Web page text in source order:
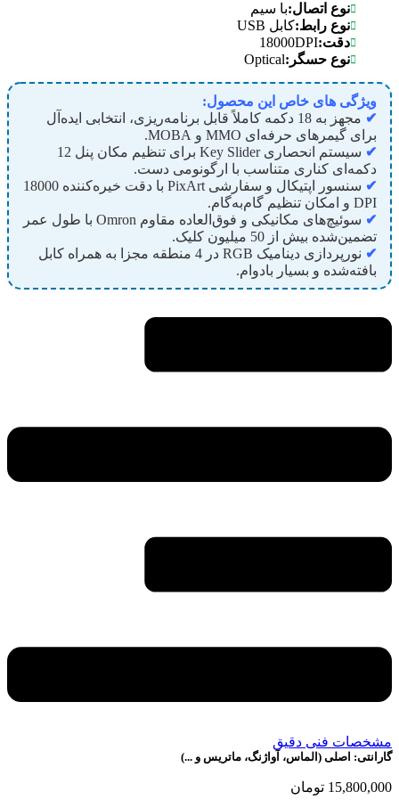
نوع اتصال:با سیم
نوع رابط:کابل USB
دقت:18000DPI
نوع حسگر:Optical
ویژگی های خاص این محصول:
✔
مجهز به 18 دکمه کاملاً قابل برنامه‌ریزی، انتخابی ایده‌آل
برای گیمرهای حرفه‌ای MMO و MOBA.
✔
سیستم انحصاری Key Slider برای تنظیم مکان پنل 12
دکمه‌ای کناری متناسب با ارگونومی دست.
✔
سنسور اپتیکال و سفارشی PixArt با دقت خیره‌کننده 18000
DPI و امکان تنظیم گام‌به‌گام.
✔
سوئیچ‌های مکانیکی و فوق‌العاده مقاوم Omron با طول عمر
تضمین‌شده بیش از 50 میلیون کلیک.
✔
نورپردازی دینامیک RGB در 4 منطقه مجزا به همراه کابل
بافته‌شده و بسیار بادوام.
مشخصات فنی دقیق
گارانتی: اصلی (الماس، آواژنگ، ماتریس و ...)
15,800,000 تومان